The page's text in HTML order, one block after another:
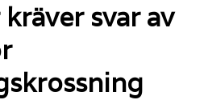
svar av